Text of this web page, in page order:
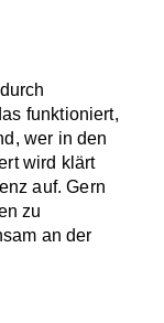
funktioniert,
wer in den
wird klärt
auf. Gern
zu
an der